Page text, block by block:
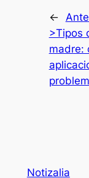
←
>Tipos
madre:
Notizalia